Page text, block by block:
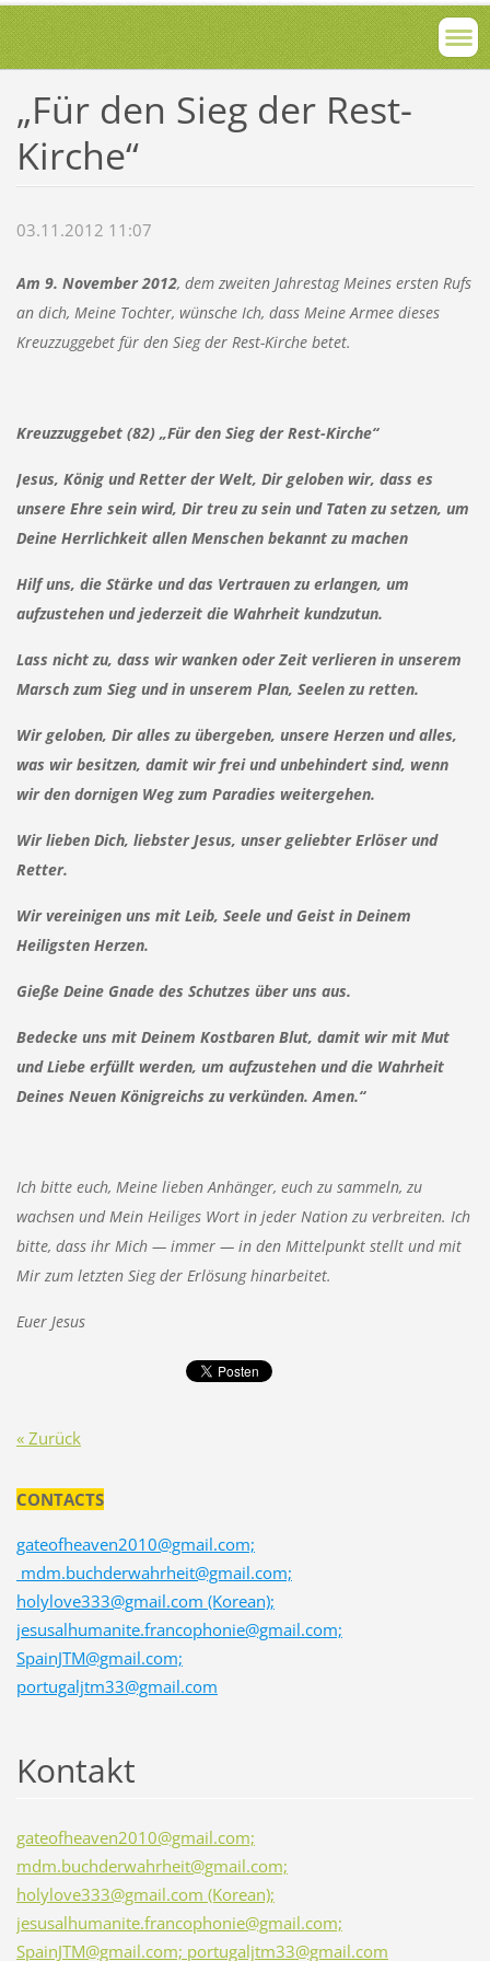
„Für den Sieg der Rest-
Kirche“
03.11.2012 11:07
Am 9. November 2012, dem zweiten Jahrestag Meines ersten Rufs
an dich, Meine Tochter, wünsche Ich, dass Meine Armee dieses
Kreuzzuggebet für den Sieg der Rest-Kirche betet.
Kreuzzuggebet (82) „Für den Sieg der Rest-Kirche“
Jesus, König und Retter der Welt, Dir geloben wir, dass es
unsere Ehre sein wird, Dir treu zu sein und Taten zu setzen, um
Deine Herrlichkeit allen Menschen bekannt zu machen
Hilf uns, die Stärke und das Vertrauen zu erlangen, um
aufzustehen und jederzeit die Wahrheit kundzutun.
Lass nicht zu, dass wir wanken oder Zeit verlieren in unserem
Marsch zum Sieg und in unserem Plan, Seelen zu retten.
Wir geloben, Dir alles zu übergeben, unsere Herzen und alles,
was wir besitzen, damit wir frei und unbehindert sind, wenn
wir den dornigen Weg zum Paradies weitergehen.
Wir lieben Dich, liebster Jesus, unser geliebter Erlöser und
Retter.
Wir vereinigen uns mit Leib, Seele und Geist in Deinem
Heiligsten Herzen.
Gieße Deine Gnade des Schutzes über uns aus.
Bedecke uns mit Deinem Kostbaren Blut, damit wir mit Mut
und Liebe erfüllt werden, um aufzustehen und die Wahrheit
Deines Neuen Königreichs zu verkünden. Amen.“
Ich bitte euch, Meine lieben Anhänger, euch zu sammeln, zu
wachsen und Mein Heiliges Wort in jeder Nation zu verbreiten. Ich
bitte, dass ihr Mich — immer — in den Mittelpunkt stellt und mit
Mir zum letzten Sieg der Erlösung hinarbeitet.
Euer Jesus
« Zurück
CONTACTS
gateofheaven2010@gmail.com;
mdm.buchderwahrheit@gmail.com;
holylove333@gmail.com (Korean);
jesusalhumanite.francophonie@gmail.com;
SpainJTM@gmail.com;
portugaljtm33@gmail.com
Kontakt
gateofheaven2010@gmail.com;
mdm.buchderwahrheit@gmail.com;
holylove333@gmail.com (Korean);
jesusalhumanite.francophonie@gmail.com;
SpainJTM@gmail.com; portugaljtm33@gmail.com